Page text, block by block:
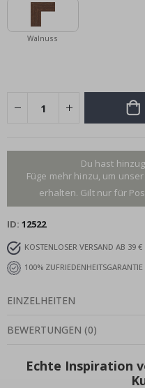
Walnuss
Du hast
Füge mehr hinzu, um
erhalten. Gilt nur für
ID 12522
KOSTENLOSER VERSAND AB 39 €
100% ZUFRIEDENHEITSGARANTIE
EINZELHEITEN
BEWERTUNGEN (0)
Echte Inspiration